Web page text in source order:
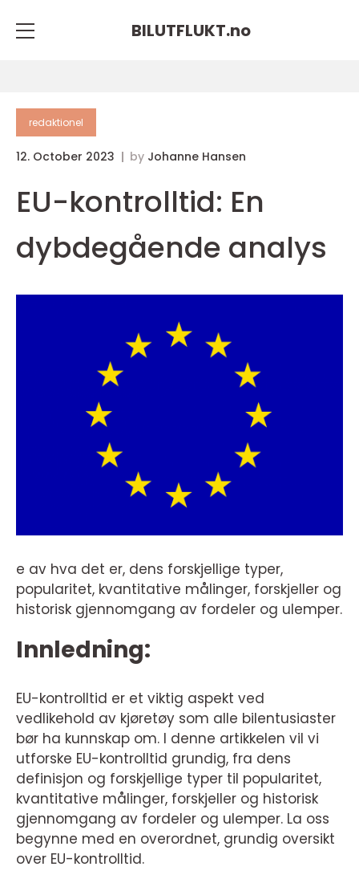
BILUTFLUKT.no
redaktionel
12. October 2023 by Johanne Hansen
EU-kontrolltid: En
dybdegående analys
e av hva det er, dens forskjellige typer,
popularitet, kvantitative målinger, forskjeller og
historisk gjennomgang av fordeler og ulemper.
Innledning:
EU-kontrolltid er et viktig aspekt ved
vedlikehold av kjøretøy som alle bilentusiaster
bør ha kunnskap om. I denne artikkelen vil vi
utforske EU-kontrolltid grundig, fra dens
definisjon og forskjellige typer til popularitet,
kvantitative målinger, forskjeller og historisk
gjennomgang av fordeler og ulemper. La oss
begynne med en overordnet, grundig oversikt
over EU-kontrolltid.